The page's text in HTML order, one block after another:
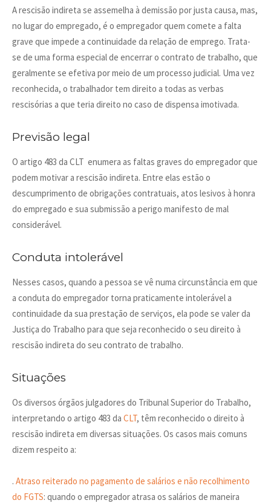
A rescisão indireta se assemelha à demissão por justa causa, mas,
no lugar do empregado, é o empregador quem comete a falta
grave que impede a continuidade da relação de emprego. Trata-
se de uma forma especial de encerrar o contrato de trabalho, que
geralmente se efetiva por meio de um processo judicial. Uma vez
reconhecida, o trabalhador tem direito a todas as verbas
rescisórias a que teria direito no caso de dispensa imotivada.
Previsão legal
O artigo 483 da CLT enumera as faltas graves do empregador que
podem motivar a rescisão indireta. Entre elas estão o
descumprimento de obrigações contratuais, atos lesivos à honra
do empregado e sua submissão a perigo manifesto de mal
considerável.
Conduta intolerável
Nesses casos, quando a pessoa se vê numa circunstância em que
a conduta do empregador torna praticamente intolerável a
continuidade da sua prestação de serviços, ela pode se valer da
Justiça do Trabalho para que seja reconhecido o seu direito à
rescisão indireta do seu contrato de trabalho.
Situações
Os diversos órgãos julgadores do Tribunal Superior do Trabalho,
interpretando o artigo 483 da CLT, têm reconhecido o direito à
rescisão indireta em diversas situações. Os casos mais comuns
dizem respeito a:
. Atraso reiterado no pagamento de salários e não recolhimento
do FGTS: quando o empregador atrasa os salários de maneira